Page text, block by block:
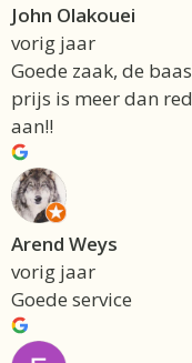
John Olakouei
vorig jaar
Goede zaak, de
prijs is meer dan
aan!!
Arend Weys
vorig jaar
Goede service